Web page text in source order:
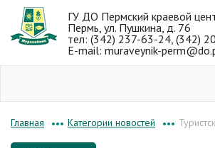
ГУ ДО Пермский краевой
Пермь, ул. Пушкина, д. 76
тел: (342) 237-63-24, (342)
E-mail: muraveynik-
Главная ••• Категории новостей •••